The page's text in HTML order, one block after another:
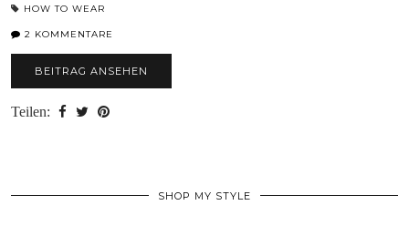
HOW TO WEAR
2 KOMMENTARE
BEITRAG ANSEHEN
Teilen:
SHOP MY STYLE